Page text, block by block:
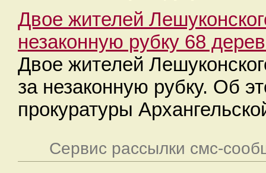
Двое жителей
незаконную рубку 68
Двое жителей
за незаконную рубку. Об
прокуратуры
Сервис рассылки смс-